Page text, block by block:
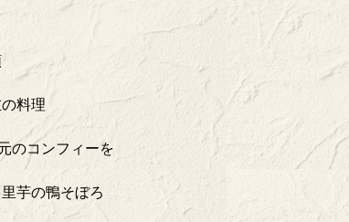
料理
のコンフィーを
芋の鴨そぼろ